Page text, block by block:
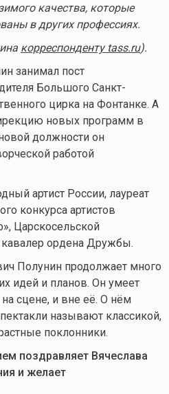
качества, которые
в других профессиях.
корреспонденту tass.ru).
занимал пост
Большого Санкт-
цирка на Фонтанке. А
новых программ в
должности он
работой
артист России, лауреат
конкурса артистов
Царскосельской
ордена Дружбы.
Полунин продолжает много
идей и планов. Он умеет
сцене, и вне её. О нём
называют классикой,
поклонники.
поздравляет Вячеслава
и желает